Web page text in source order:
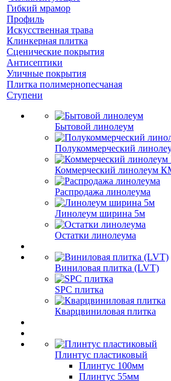
Гибкий мрамор
Профиль
Искусственная трава
Клинкерная плитка
Сценические покрытия
Антисептики
Уличные покрытия
Плитка полимернопесчаная
Ступени
Бытовой линолеум
Полукоммерческий
Коммерческий линолеум
Распродажа линолеума
Линолеум ширина 5м
Остатки линолеума
Виниловая плитка (LVT)
SPC плитка
Кварцвиниловая плитка
Плинтус пластиковый
Плинтус 100мм
Плинтус 55мм